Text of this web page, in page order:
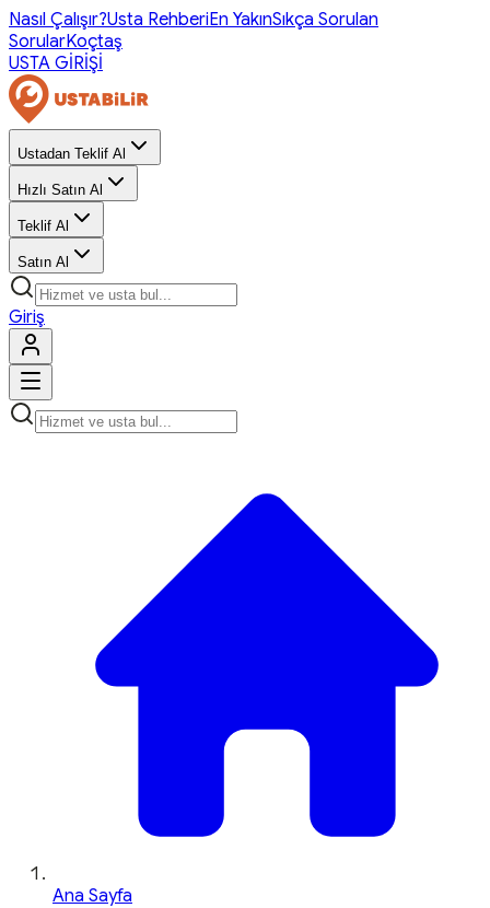
Nasıl Çalışır?Usta RehberiEn YakınSıkça Sorulan
SorularKoçtaş
USTA GİRİŞİ
Ustadan Teklif Al
Hızlı Satın Al
Teklif Al
Satın Al
Giriş
Ana Sayfa